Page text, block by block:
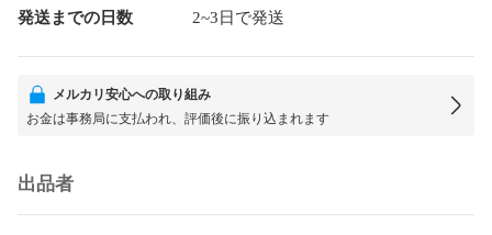
発送までの日数 2~3日で発送
メルカリ安心への取り組み
お金は事務局に支払われ、評価後に振り込まれます
出品者